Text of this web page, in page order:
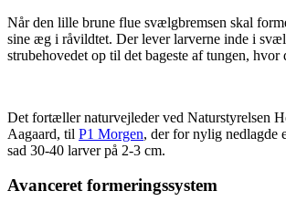
Når den lille brune flue svælgbremsen skal
sine æg i råvildtet. Der lever larverne inde i
strubehovedet op til det bageste af tungen, hvor
Det fortæller naturvejleder ved Naturstyrelsen
Aagaard, til P1 Morgen, der for nylig nedlagde
sad 30-40 larver på 2-3 cm.
Avanceret formeringssystem